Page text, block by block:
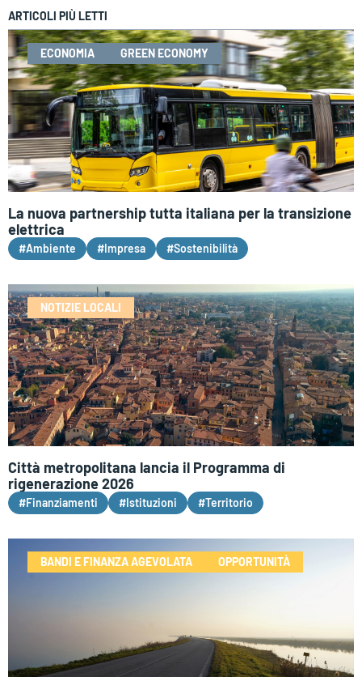
ARTICOLI PIÙ LETTI
ECONOMIA GREEN ECONOMY
La nuova partnership tutta italiana per la transizione
elettrica
#Ambiente #Impresa #Sostenibilità
NOTIZIE LOCALI
Città metropolitana lancia il Programma di
rigenerazione 2026
#Finanziamenti #Istituzioni #Territorio
BANDI E FINANZA AGEVOLATA OPPORTUNITÀ